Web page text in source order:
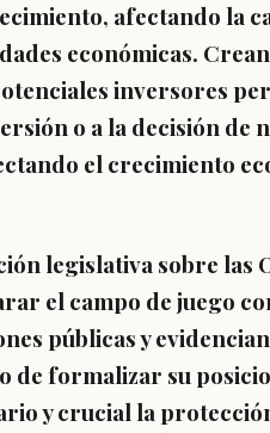
afectando la
económicas.
inversores
o a la decisión de
el crecimiento
legislativa sobre las
el campo de juego
públicas y
de formalizar su
y crucial la